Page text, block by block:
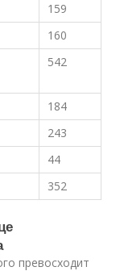
159
160
542
184
243
44
352
превосходит